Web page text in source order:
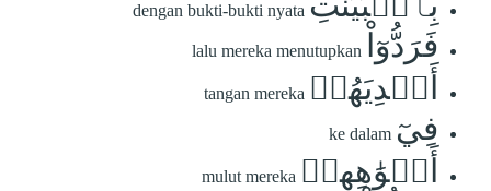
dengan bukti-bukti nyata
فَرَدُّوٓاْ lalu mereka menutupkan
أَيۡدِيَهُمۡ tangan mereka
فِيٓ ke dalam
أَفۡوَٰهِهِمۡ mulut mereka